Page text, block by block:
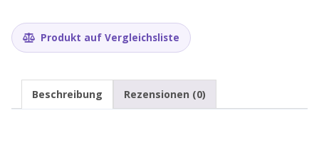
Produkt auf Vergleichsliste
Beschreibung Rezensionen (0)